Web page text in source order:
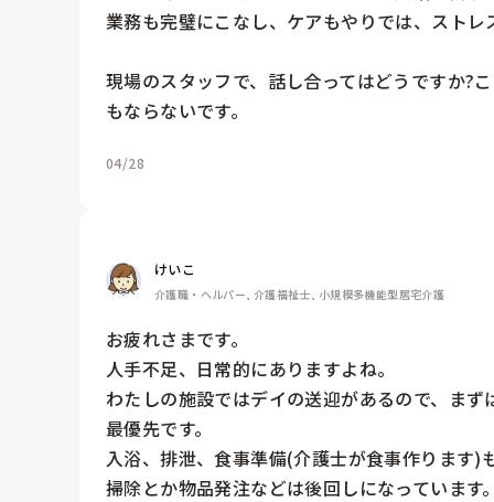
業務も完璧にこなし、ケアもやりでは、ストレ
現場のスタッフで、話し合ってはどうですか?
04/28
けいこ
介護職・ヘルパー, 介護福祉士, 小規模多機能型居宅介護
お疲れさまです。
人手不足、日常的にありますよね。
わたしの施設ではデイの送迎があるので、ま
最優先です。
入浴、排泄、食事準備(介護士が食事作ります)
掃除とか物品発注などは後回しになっています